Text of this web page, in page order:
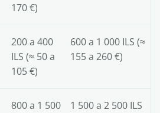
170 €)
200 a 400
ILS (≈ 50 a
105 €)
600 a 1 000 ILS (≈
155 a 260 €)
800 a 1 500
1 500 a 2 500 ILS